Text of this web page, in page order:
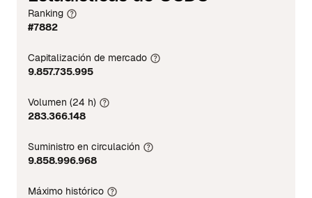
Ranking
#7882
Capitalización de mercado
9.857.735.995
Volumen (24 h)
283.366.148
Suministro en circulación
9.858.996.968
Máximo histórico